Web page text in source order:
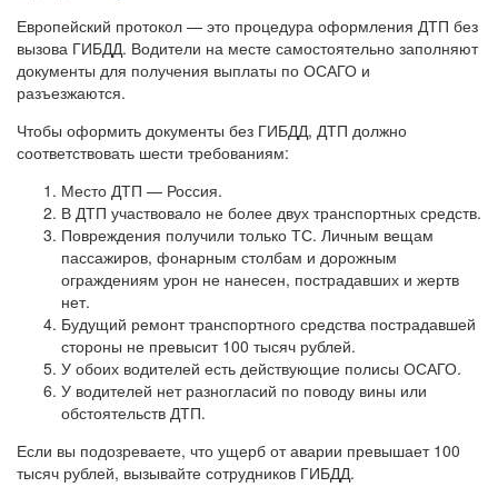
Европейский протокол — это процедура оформления ДТП без
вызова ГИБДД. Водители на месте самостоятельно заполняют
документы для получения выплаты по ОСАГО и
разъезжаются.
Чтобы оформить документы без ГИБДД, ДТП должно
соответствовать шести требованиям:
Место ДТП — Россия.
В ДТП участвовало не более двух транспортных средств.
Повреждения получили только ТС. Личным вещам
пассажиров, фонарным столбам и дорожным
ограждениям урон не нанесен, пострадавших и жертв
нет.
Будущий ремонт транспортного средства пострадавшей
стороны не превысит 100 тысяч рублей.
У обоих водителей есть действующие полисы ОСАГО.
У водителей нет разногласий по поводу вины или
обстоятельств ДТП.
Если вы подозреваете, что ущерб от аварии превышает 100
тысяч рублей, вызывайте сотрудников ГИБДД.